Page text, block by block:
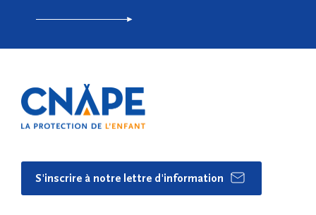
S'inscrire à notre lettre d'information